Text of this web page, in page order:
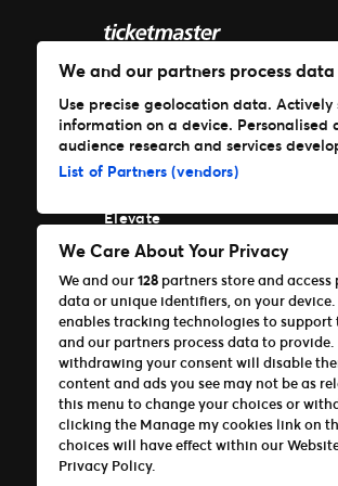
Λύσεις
Ticketmaster
Front Gate Tickets
TicketWeb
Elevate
Portfolio
Ticketmaster
Front Gate Tickets
TicketWeb
Universe
Elevate
Terms of Use Πολιτική
©Ticketmaster 2026
We and our partners process
Use precise geolocation data.
information on a device.
audience research and services
List of Partners (vendors)
We Care About Your Privacy
We and our128 partners store and
data or unique identifiers, on your
enables tracking technologies to support
and our partners process data to
withdrawing your consent will disable
content and ads you see may not be as
this menu to change your choices or
clicking the Manage my cookies link on
choices will have effect within our
Privacy Policy.